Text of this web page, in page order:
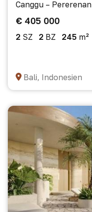
Canggu – Pererenan
€ 405 000
2 SZ 2 BZ 245 m²
Bali, Indonesien